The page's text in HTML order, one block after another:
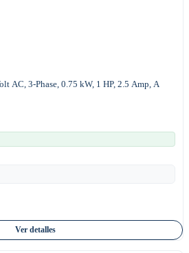
AC, 3-Phase, 0.75 kW, 1 HP, 2.5 Amp, A
Ver detalles